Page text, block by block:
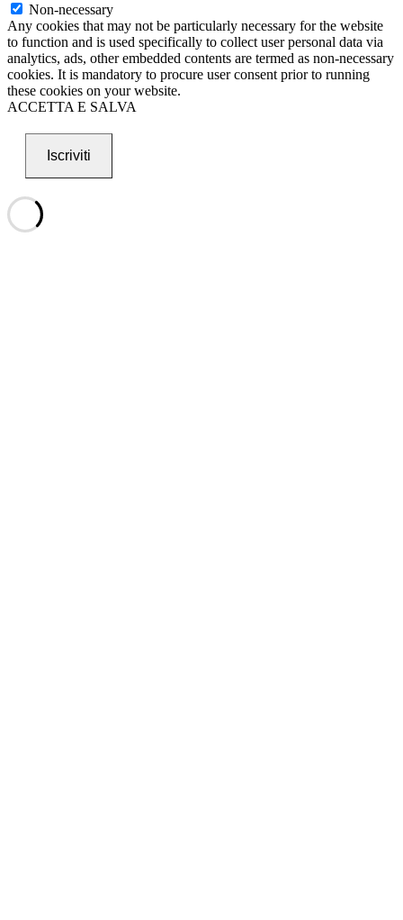
Non-necessary
Any cookies that may not be particularly necessary for the website
to function and is used specifically to collect user personal data via
analytics, ads, other embedded contents are termed as non-necessary
cookies. It is mandatory to procure user consent prior to running
these cookies on your website.
ACCETTA E SALVA
Iscriviti